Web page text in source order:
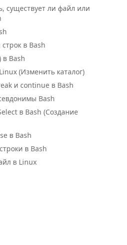
существует ли файл или
в Bash
в Bash
(Изменить каталог)
и continue в Bash
Bash
в Bash (Создание
в Bash
в Bash
в Linux